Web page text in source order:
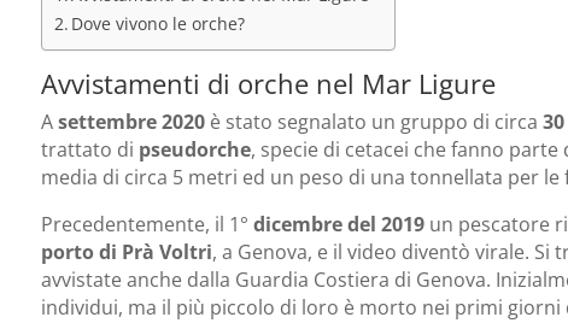
Dove vivono le orche?
Avvistamenti di orche nel Mar Ligure
Asettembre 2020è stato segnalato un gruppo di circa 30
trattato di pseudorche, specie di cetacei che fanno
media di circa 5 metri ed un peso di una tonnellata per
Precedentemente, il 1° dicembre del 2019un pescatore
porto di Prà Voltri, a Genova, e il video diventò virale.
avvistate anche dalla Guardia Costiera di Genova.
individui, ma il più piccolo di loro è morto nei primi giorni